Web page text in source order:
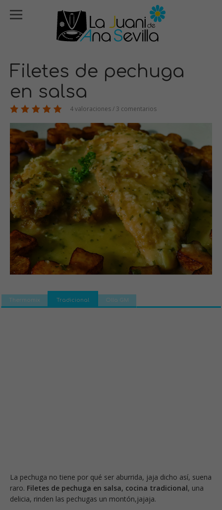
Filetes de pechuga
en salsa
4 valoraciones / 3 comentarios
Thermomix Tradicional Olla GM
La pechuga no tiene por qué ser aburrida, jaja dicho así, suena
raro. Filetes de pechuga en salsa, cocina tradicional, una
delicia, rinden las pechugas un montón,jajaja.